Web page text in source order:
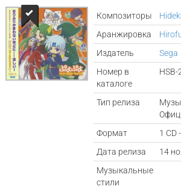
Композиторы
Аранжировка
Издатель
Sega
Номер в
каталоге
HSB-
Тип релиза
Формат
1 CD
Дата релиза
14
Музыкальные
стили